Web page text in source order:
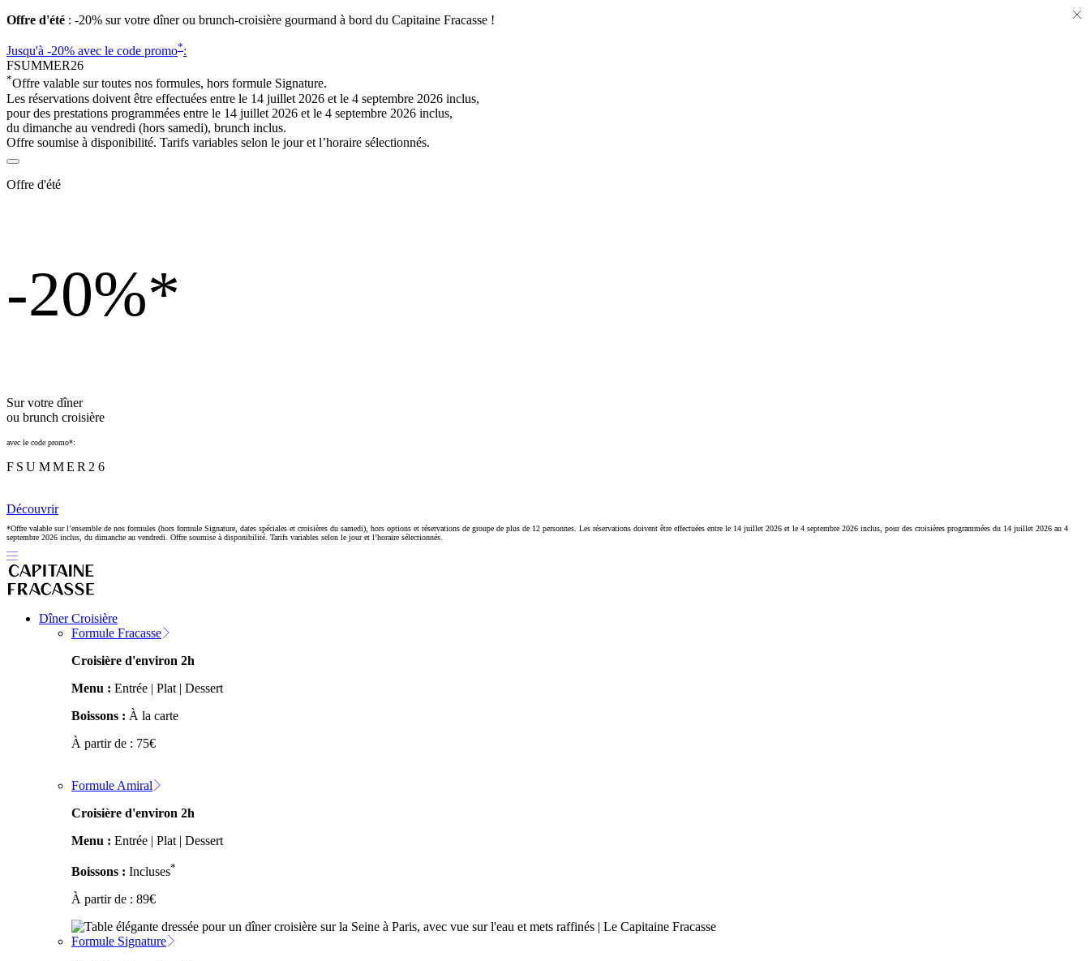
Offre d'été : -20% sur votre dîner ou brunch-croisière gourmand à bord du Capitaine Fracasse !
Jusqu'à -20% avec le code promo*:
FSUMMER26
*Offre valable sur toutes nos formules, hors formule Signature.
Les réservations doivent être effectuées entre le 14 juillet 2026 et le 4 septembre 2026 inclus,
pour des prestations programmées entre le 14 juillet 2026 et le 4 septembre 2026 inclus,
du dimanche au vendredi (hors samedi), brunch inclus.
Offre soumise à disponibilité. Tarifs variables selon le jour et l’horaire sélectionnés.
Offre d'été
-20%*
Sur votre dîner
ou brunch croisière
avec le code promo*:
FSUMMER26
Découvrir
*Offre valable sur l’ensemble de nos formules (hors formule Signature, dates spéciales et croisières du samedi), hors options et réservations de groupe de plus de 12 personnes. Les réservations doivent être effectuées entre le 14 juillet 2026 et le 4 septembre 2026 inclus, pour des croisières programmées du 14 juillet 2026 au 4
septembre 2026 inclus, du dimanche au vendredi. Offre soumise à disponibilité. Tarifs variables selon le jour et l’horaire sélectionnés.
Dîner Croisière
Formule Fracasse
Croisière d'environ 2h
Menu : Entrée | Plat | Dessert
Boissons : À la carte
À partir de : 75€
Formule Amiral
Croisière d'environ 2h
Menu : Entrée | Plat | Dessert
Boissons : Incluses*
À partir de : 89€
Formule Signature